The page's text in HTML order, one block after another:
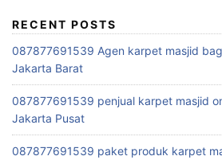
RECENT POSTS
087877691539 Agen karpet masjid
Jakarta Barat
087877691539 penjual karpet masjid
Jakarta Pusat
087877691539 paket produk karpet